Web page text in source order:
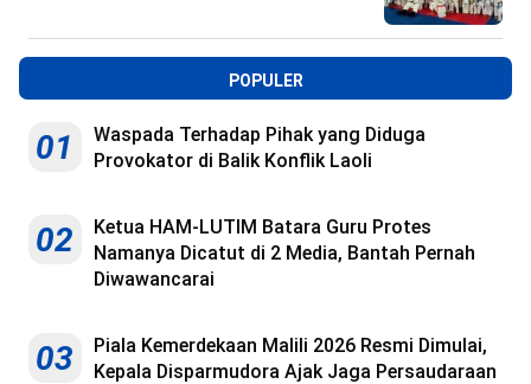
POPULER
01
Waspada Terhadap Pihak yang Diduga
Provokator di Balik Konflik Laoli
02
Ketua HAM-LUTIM Batara Guru Protes
Namanya Dicatut di 2 Media, Bantah Pernah
Diwawancarai
03
Piala Kemerdekaan Malili 2026 Resmi Dimulai,
Kepala Disparmudora Ajak Jaga Persaudaraan